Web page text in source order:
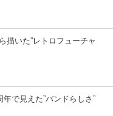
描いた”レトロフューチャ
で見えた”バンドらしさ”